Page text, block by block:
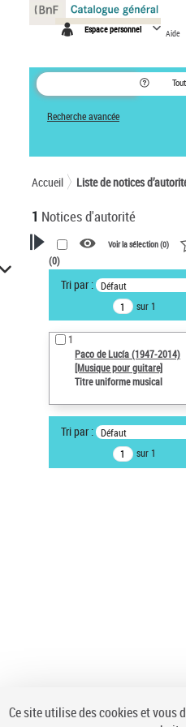
Espace personnel Aide
Tout
Recherche avancée
Accueil Liste de notices
1 Notices d'autorité
VOTRE RECHERCHE
Recherche avancée dans les
notices d’autorité
Œuvres liées à l'auteur :
Paco de Lucía (1947-2014)
Statut de la notice d’autorité
Notice élémentaire
Sauvegarder votre recherche
Voir la sélection (0)
(0)
Tri par : Défaut
sur 1
1
Paco de Lucía (1947-2014)
[Musique pour guitare]
Titre uniforme musical
Tri par : Défaut
sur 1
Panneau de gestion des cookies
Ce site utilise des cookies et vous